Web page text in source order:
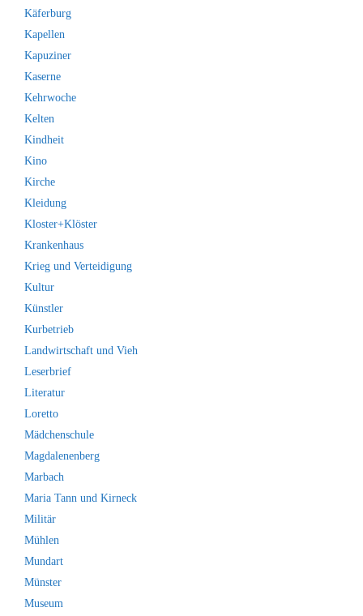
Käferburg
Kapellen
Kapuziner
Kaserne
Kehrwoche
Kelten
Kindheit
Kino
Kirche
Kleidung
Kloster+Klöster
Krankenhaus
Krieg und Verteidigung
Kultur
Künstler
Kurbetrieb
Landwirtschaft und Vieh
Leserbrief
Literatur
Loretto
Mädchenschule
Magdalenenberg
Marbach
Maria Tann und Kirneck
Militär
Mühlen
Mundart
Münster
Museum